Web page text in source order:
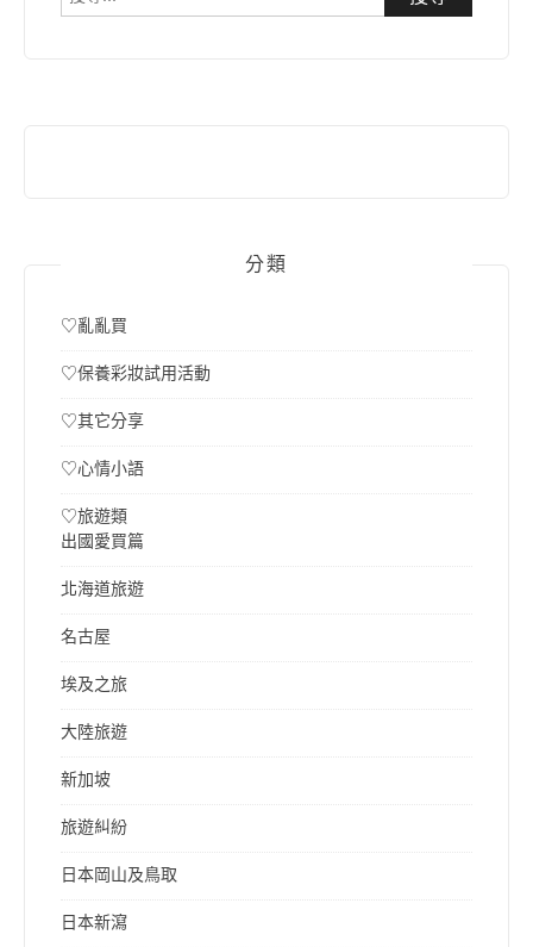
尋
分類
♡亂亂買
♡保養彩妝試用活動
♡其它分享
♡心情小語
♡旅遊類
出國愛買篇
北海道旅遊
名古屋
埃及之旅
大陸旅遊
新加坡
旅遊糾紛
日本岡山及鳥取
日本新瀉